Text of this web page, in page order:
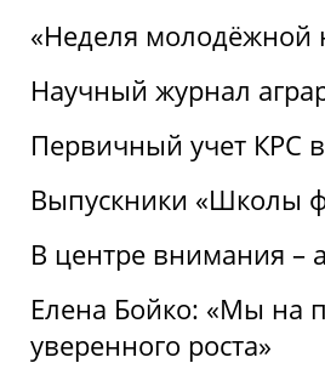
«Неделя молодёжной
Научный журнал
Первичный учет КРС
Выпускники «Школы
В центре внимания –
Елена Бойко: «Мы на
уверенного роста»